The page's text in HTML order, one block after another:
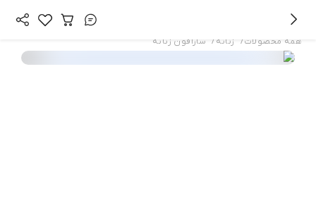
همه محصولات/ زنانه / سارافون زنانه